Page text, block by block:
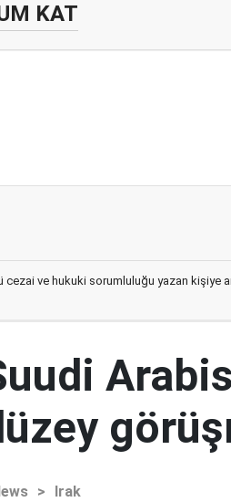
KAT
cezai ve hukuki sorumluluğu yazan kişiye
> Irak